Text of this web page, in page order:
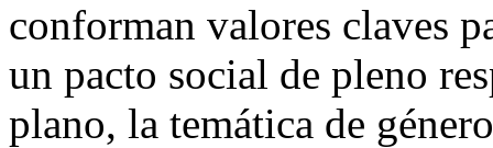
conforman valores claves
un pacto social de pleno
plano, la temática de